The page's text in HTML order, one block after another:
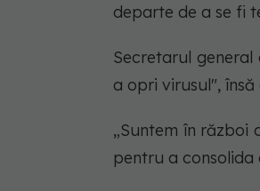
departe de a se fi
Secretarul
a opri virusul",
„Suntem în război
pentru a consolida